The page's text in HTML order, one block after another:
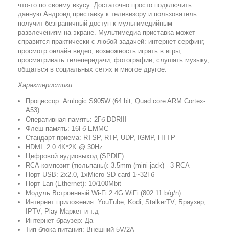
что-то по своему вкусу. Достаточно просто подключить
данную Андроид приставку к телевизору и пользователь
получит безграничный доступ к мультимедийным
развлечениям на экране. Мультимедиа приставка может
справится практически с любой задачей: интернет-серфинг,
просмотр онлайн видео, возможность играть в игры,
просматривать телепередачи, фотографии, слушать музыку,
общаться в социальных сетях и многое другое.
Характеристики:
Процессор: Amlogic S905W (64 bit, Quad core ARM Cortex-
A53)
Оперативная память: 2Гб DDRIII
Флеш-память: 16Гб EMMC
Стандарт приема: RTSP, RTP, UDP, IGMP, HTTP
HDMI: 2.0 4K*2K @ 30Hz
Цифровой аудиовыход (SPDIF)
RCA-композит (тюльпаны): 3.5mm (mini-jack) - 3 RCA
Порт USB: 2х2.0, 1xMicro SD card 1~32Гб
Порт Lan (Ethernet): 10/100Mbit
Модуль Встроенный Wi-Fi 2.4G WiFi (802.11 b/g/n)
Интернет приложения: YouTube, Kodi, StalkerTV, Браузер,
IPTV, Play Маркет и т.д
Интернет-браузер: Да
Тип блока питания: Внешний 5V/2A